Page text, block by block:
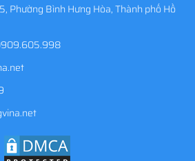
Phường Bình Hưng Hòa, Thành phố Hồ